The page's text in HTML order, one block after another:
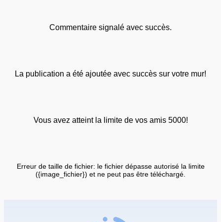
Commentaire signalé avec succès.
La publication a été ajoutée avec succès sur votre mur!
Vous avez atteint la limite de vos amis 5000!
Erreur de taille de fichier: le fichier dépasse autorisé la limite
({image_fichier}) et ne peut pas être téléchargé.